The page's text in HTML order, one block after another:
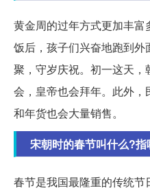
黄金周的过年方式更加丰
饭后，孩子们兴奋地跑到
聚，守岁庆祝。初一这天
会，皇帝也会拜年。此外
和年货也会大量销售。
宋朝时的春节叫什么?指
春节是我国最隆重的传统